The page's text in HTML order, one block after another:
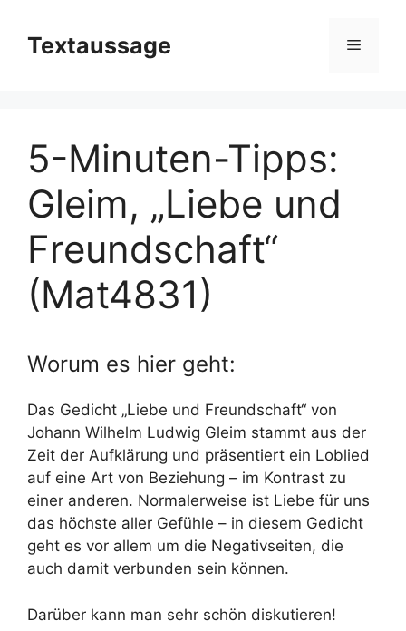
Inhalt
springen
Textaussage Menü
5-Minuten-Tipps:
Gleim, „Liebe und
Freundschaft“
(Mat4831)
Worum es hier geht:
Das Gedicht „Liebe und Freundschaft“ von
Johann Wilhelm Ludwig Gleim stammt aus der
Zeit der Aufklärung und präsentiert ein Loblied
auf eine Art von Beziehung – im Kontrast zu
einer anderen. Normalerweise ist Liebe für uns
das höchste aller Gefühle – in diesem Gedicht
geht es vor allem um die Negativseiten, die
auch damit verbunden sein können.
Darüber kann man sehr schön diskutieren!